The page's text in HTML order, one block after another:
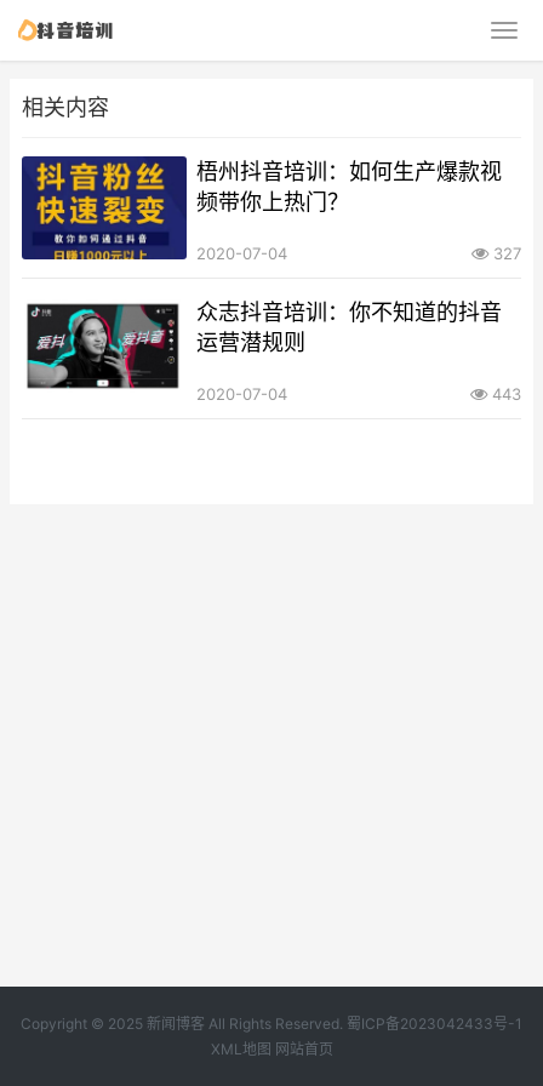
相关内容
梧州抖音培训：如何生产爆款视
频带你上热门？
2020-07-04 327
众志抖音培训：你不知道的抖音
运营潜规则
2020-07-04 443
Copyright © 2025 新闻博客 All Rights Reserved. 蜀ICP备2023042433号-1
XML地图 网站首页